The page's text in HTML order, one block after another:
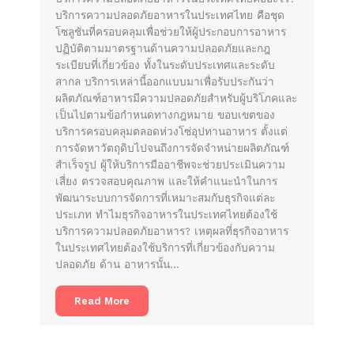
บริการความปลอดภัยอาหารในประเทศไทย คือชุด
โซลูชันที่ครอบคลุมเพื่อช่วยให้ผู้ประกอบการอาหาร
ปฏิบัติตามมาตรฐานด้านความปลอดภัยและกฎ
ระเบียบที่เกี่ยวข้อง ทั้งในระดับประเทศและระดับ
สากล บริการเหล่านี้ออกแบบมาเพื่อรับประกันว่า
ผลิตภัณฑ์อาหารมีความปลอดภัยสำหรับผู้บริโภคและ
เป็นไปตามข้อกำหนดทางกฎหมาย ขอบเขตของ
บริการครอบคลุมตลอดห่วงโซ่อุปทานอาหาร ตั้งแต่
การจัดหาวัตถุดิบไปจนถึงการจัดจำหน่ายผลิตภัณฑ์
สำเร็จรูป ผู้ให้บริการมืออาชีพจะช่วยประเมินความ
เสี่ยง ตรวจสอบคุณภาพ และให้คำแนะนำในการ
พัฒนาระบบการจัดการที่เหมาะสมกับธุรกิจแต่ละ
ประเภท ทำไมธุรกิจอาหารในประเทศไทยต้องใช้
บริการความปลอดภัยอาหาร? เหตุผลที่ธุรกิจอาหาร
ในประเทศไทยต้องใช้บริการที่เกี่ยวข้องกับความ
ปลอดภัย ด้าน อาหารนั้น…
Read More